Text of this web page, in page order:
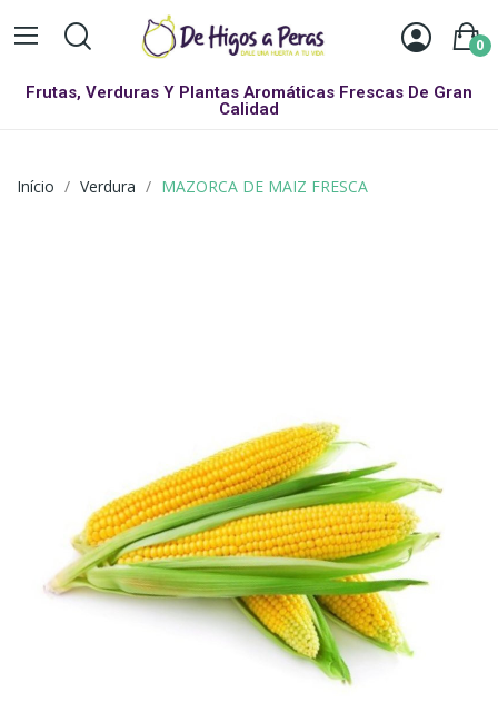
0
Frutas, Verduras Y Plantas Aromáticas Frescas De Gran
Calidad
Início Verdura MAZORCA DE MAIZ FRESCA